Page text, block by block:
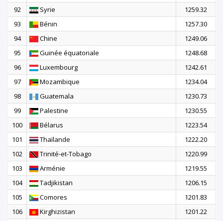
92
Syrie
1259.32
93
Bénin
1257.30
94
Chine
1249.06
95
Guinée équatoriale
1248.68
96
Luxembourg
1242.61
97
Mozambique
1234.04
98
Guatemala
1230.73
99
Palestine
1230.55
100
Bélarus
1223.54
101
Thaïlande
1222.20
102
Trinité-et-Tobago
1220.99
103
Arménie
1219.55
104
Tadjikistan
1206.15
105
Comores
1201.83
106
Kirghizistan
1201.22